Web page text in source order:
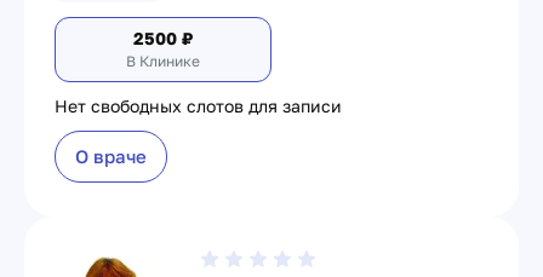
2500 ₽
В Клинике
Нет свободных слотов для записи
О враче